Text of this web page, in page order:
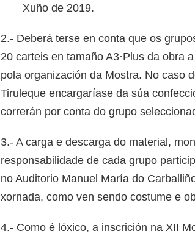
Xuño de 2019.
2.- Deberá terse en conta que os
20 carteis en tamaño A3·Plus da obra
pola organización da Mostra. No caso
Tiruleque encargaríase da súa
correrán por conta do grupo
3.- A carga e descarga do material,
responsabilidade de cada grupo
no Auditorio Manuel María do
xornada, como ven sendo costume e
4.- Como é lóxico, a inscrición na XII